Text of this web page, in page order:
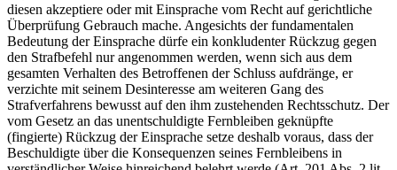
diesen akzeptiere oder mit Einsprache vom Recht auf gerichtliche
Überprüfung Gebrauch mache. Angesichts der fundamentalen
Bedeutung der Ein­sprache dürfe ein konkludenter Rückzug gegen
den Strafbefehl nur angenommen werden, wenn sich aus dem
gesamten Verhalten des Betroffenen der Schluss aufdränge, er
verzichte mit seinem Desinteresse am weiteren Gang des
Strafverfahrens bewusst auf den ihm zustehenden Rechtsschutz. Der
vom Gesetz an das unentschuldigte Fernbleiben geknüpfte
(fingierte) Rückzug der Einsprache setze deshalb voraus, dass der
Beschuldigte über die Konsequenzen seines Fernbleibens in